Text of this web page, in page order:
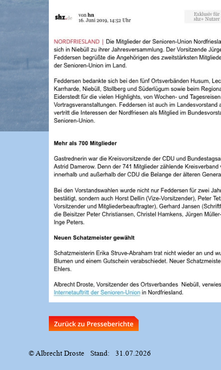
© Albrecht Droste   Stand:   31.07.2026